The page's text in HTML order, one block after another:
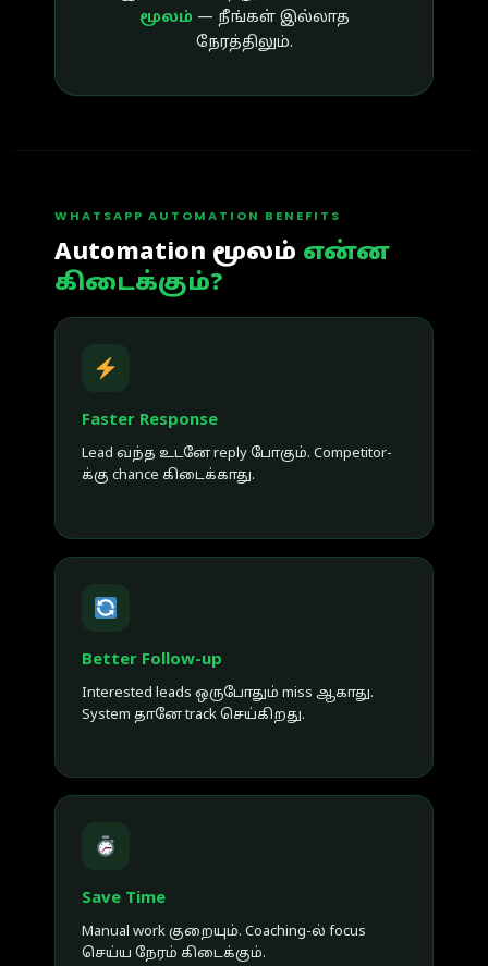
மூலம் — நீங்கள் இல்லாத
நேரத்திலும்.
WHATSAPP AUTOMATION BENEFITS
Automation மூலம் என்ன
கிடைக்கும்?
Faster Response
Lead வந்த உடனே reply போகும். Competitor-
க்கு chance கிடைக்காது.
Better Follow-up
Interested leads ஒருபோதும் miss ஆகாது.
System தானே track செய்கிறது.
Save Time
Manual work குறையும். Coaching-ல் focus
செய்ய நேரம் கிடைக்கும்.